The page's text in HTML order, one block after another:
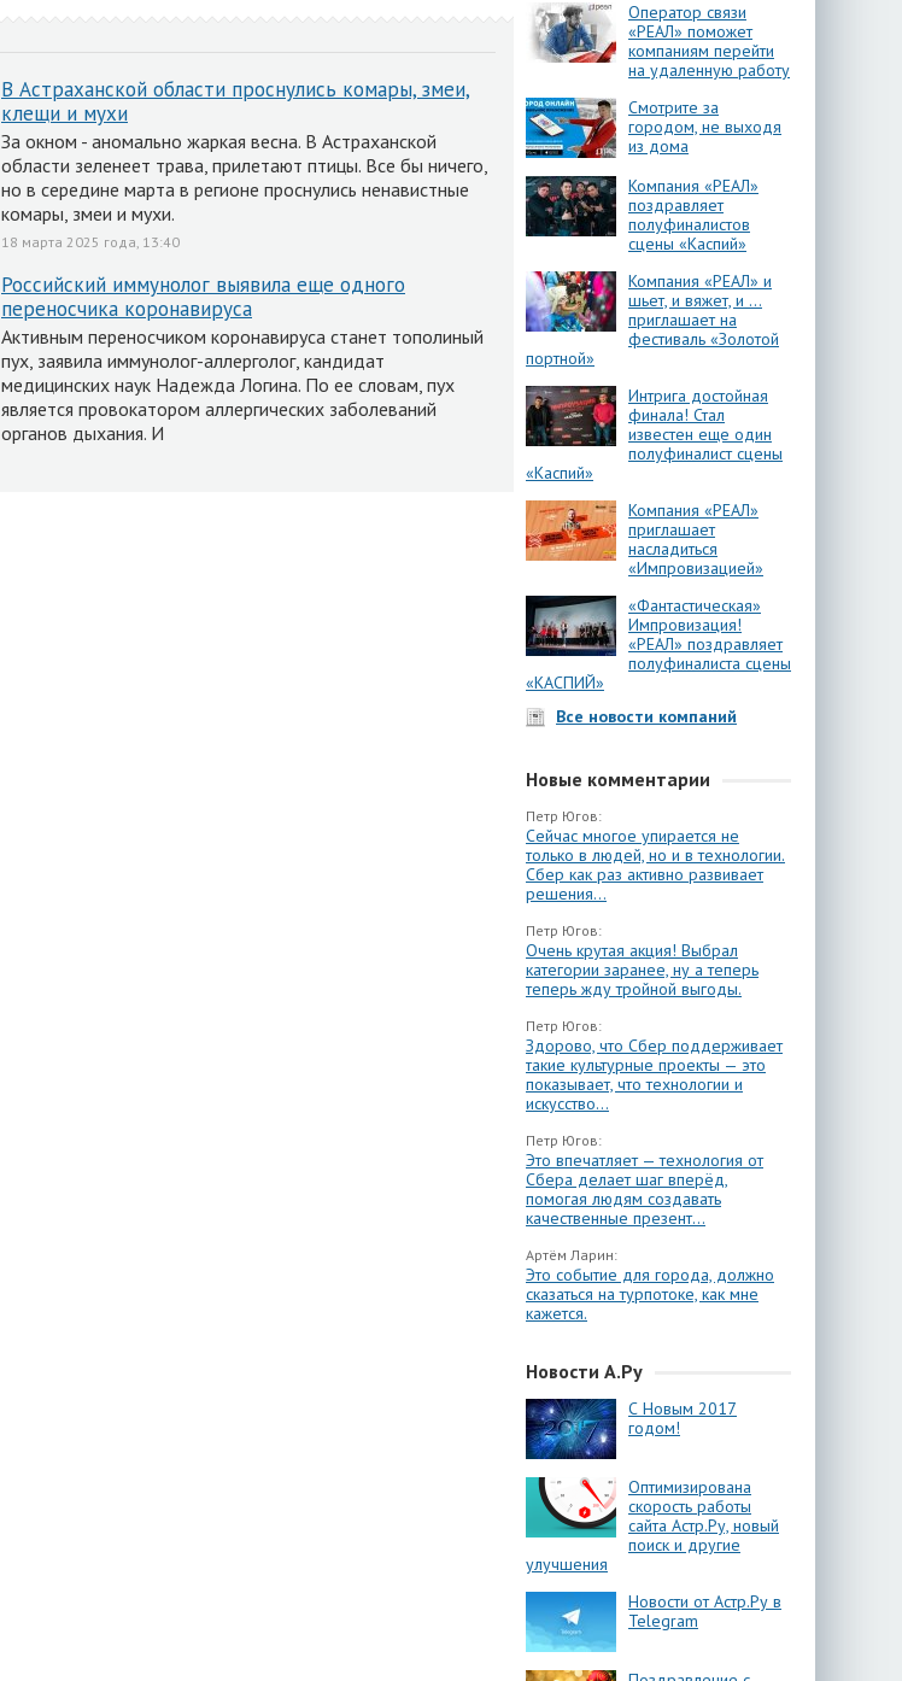
В Астраханской области проснулись комары, змеи,
клещи и мухи
За окном - аномально жаркая весна. В Астраханской
области зеленеет трава, прилетают птицы. Все бы ничего,
но в середине марта в регионе проснулись ненавистные
комары, змеи и мухи.
18 марта 2025 года, 13:40
Российский иммунолог выявила еще одного
переносчика коронавируса
Активным переносчиком коронавируса станет тополиный
пух, заявила иммунолог-аллерголог, кандидат
медицинских наук Надежда Логина. По ее словам, пух
является провокатором аллергических заболеваний
органов дыхания. И
Оператор связи
«РЕАЛ» поможет
компаниям перейти
на удаленную работу
Смотрите за
городом, не выходя
из дома
Компания «РЕАЛ»
поздравляет
полуфиналистов
сцены «Каспий»
Компания «РЕАЛ» и
шьет, и вяжет, и …
приглашает на
фестиваль «Золотой
портной»
Интрига достойная
финала! Стал
известен еще один
полуфиналист сцены
«Каспий»
Компания «РЕАЛ»
приглашает
насладиться
«Импровизацией»
«Фантастическая»
Импровизация!
«РЕАЛ» поздравляет
полуфиналиста сцены
«КАСПИЙ»
Все новости компаний
Новые комментарии
Петр Югов:
Сейчас многое упирается не
только в людей, но и в технологии.
Сбер как раз активно развивает
решения...
Петр Югов:
Очень крутая акция! Выбрал
категории заранее, ну а теперь
теперь жду тройной выгоды.
Петр Югов:
Здорово, что Сбер поддерживает
такие культурные проекты — это
показывает, что технологии и
искусство...
Петр Югов:
Это впечатляет — технология от
Сбера делает шаг вперёд,
помогая людям создавать
качественные презент...
Артём Ларин:
Это событие для города, должно
сказаться на турпотоке, как мне
кажется.
Новости А.Ру
С Новым 2017
годом!
Оптимизирована
скорость работы
сайта Астр.Ру, новый
поиск и другие
улучшения
Новости от Астр.Ру в
Telegram